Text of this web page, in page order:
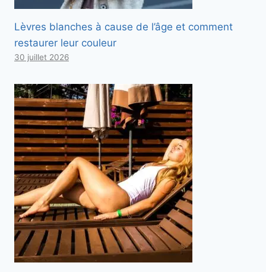
Lèvres blanches à cause de l’âge et comment
restaurer leur couleur
30 juillet 2026